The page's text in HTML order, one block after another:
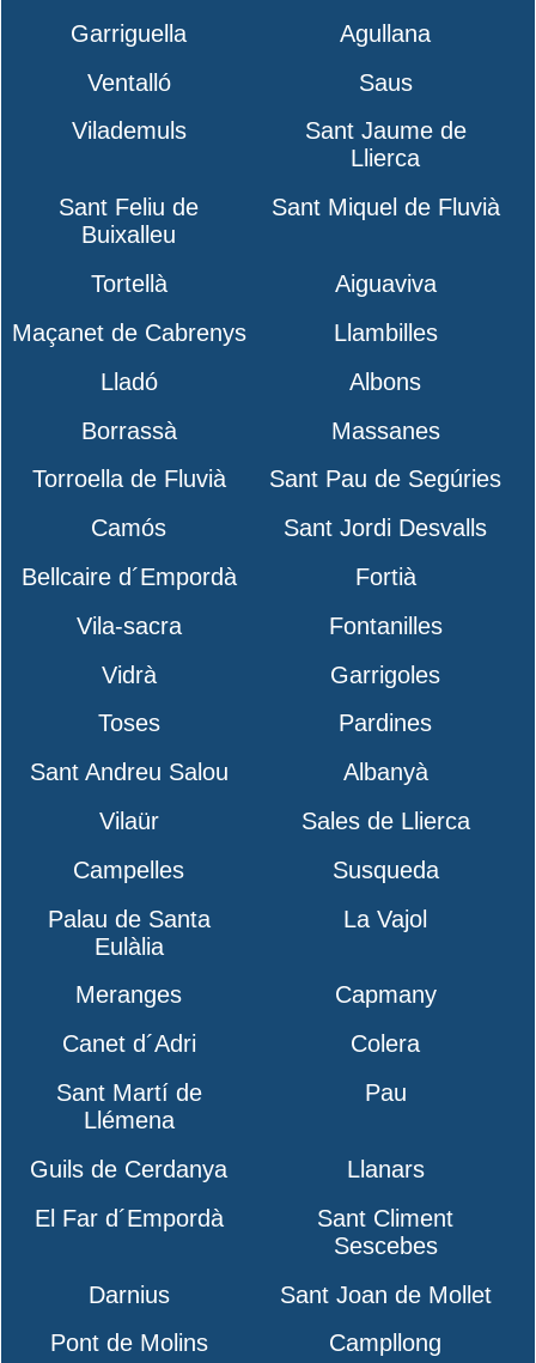
Garriguella
Agullana
Ventalló
Saus
Vilademuls
Sant Jaume de
Llierca
Sant Feliu de
Buixalleu
Sant Miquel de Fluvià
Tortellà
Aiguaviva
Maçanet de Cabrenys
Llambilles
Lladó
Albons
Borrassà
Massanes
Torroella de Fluvià
Sant Pau de Segúries
Camós
Sant Jordi Desvalls
Bellcaire d´Empordà
Fortià
Vila-sacra
Fontanilles
Vidrà
Garrigoles
Toses
Pardines
Sant Andreu Salou
Albanyà
Vilaür
Sales de Llierca
Campelles
Susqueda
Palau de Santa
Eulàlia
La Vajol
Meranges
Capmany
Canet d´Adri
Colera
Sant Martí de
Llémena
Pau
Guils de Cerdanya
Llanars
El Far d´Empordà
Sant Climent
Sescebes
Darnius
Sant Joan de Mollet
Pont de Molins
Campllong